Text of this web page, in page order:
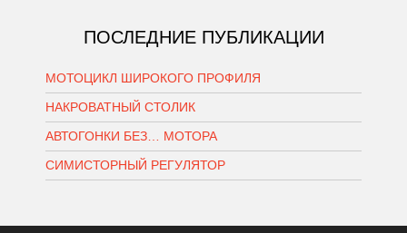
ПОСЛЕДНИЕ ПУБЛИКАЦИИ
МОТОЦИКЛ ШИРОКОГО ПРОФИЛЯ
НАКРОВАТНЫЙ СТОЛИК
АВТОГОНКИ БЕЗ… МОТОРА
СИМИСТОРНЫЙ РЕГУЛЯТОР